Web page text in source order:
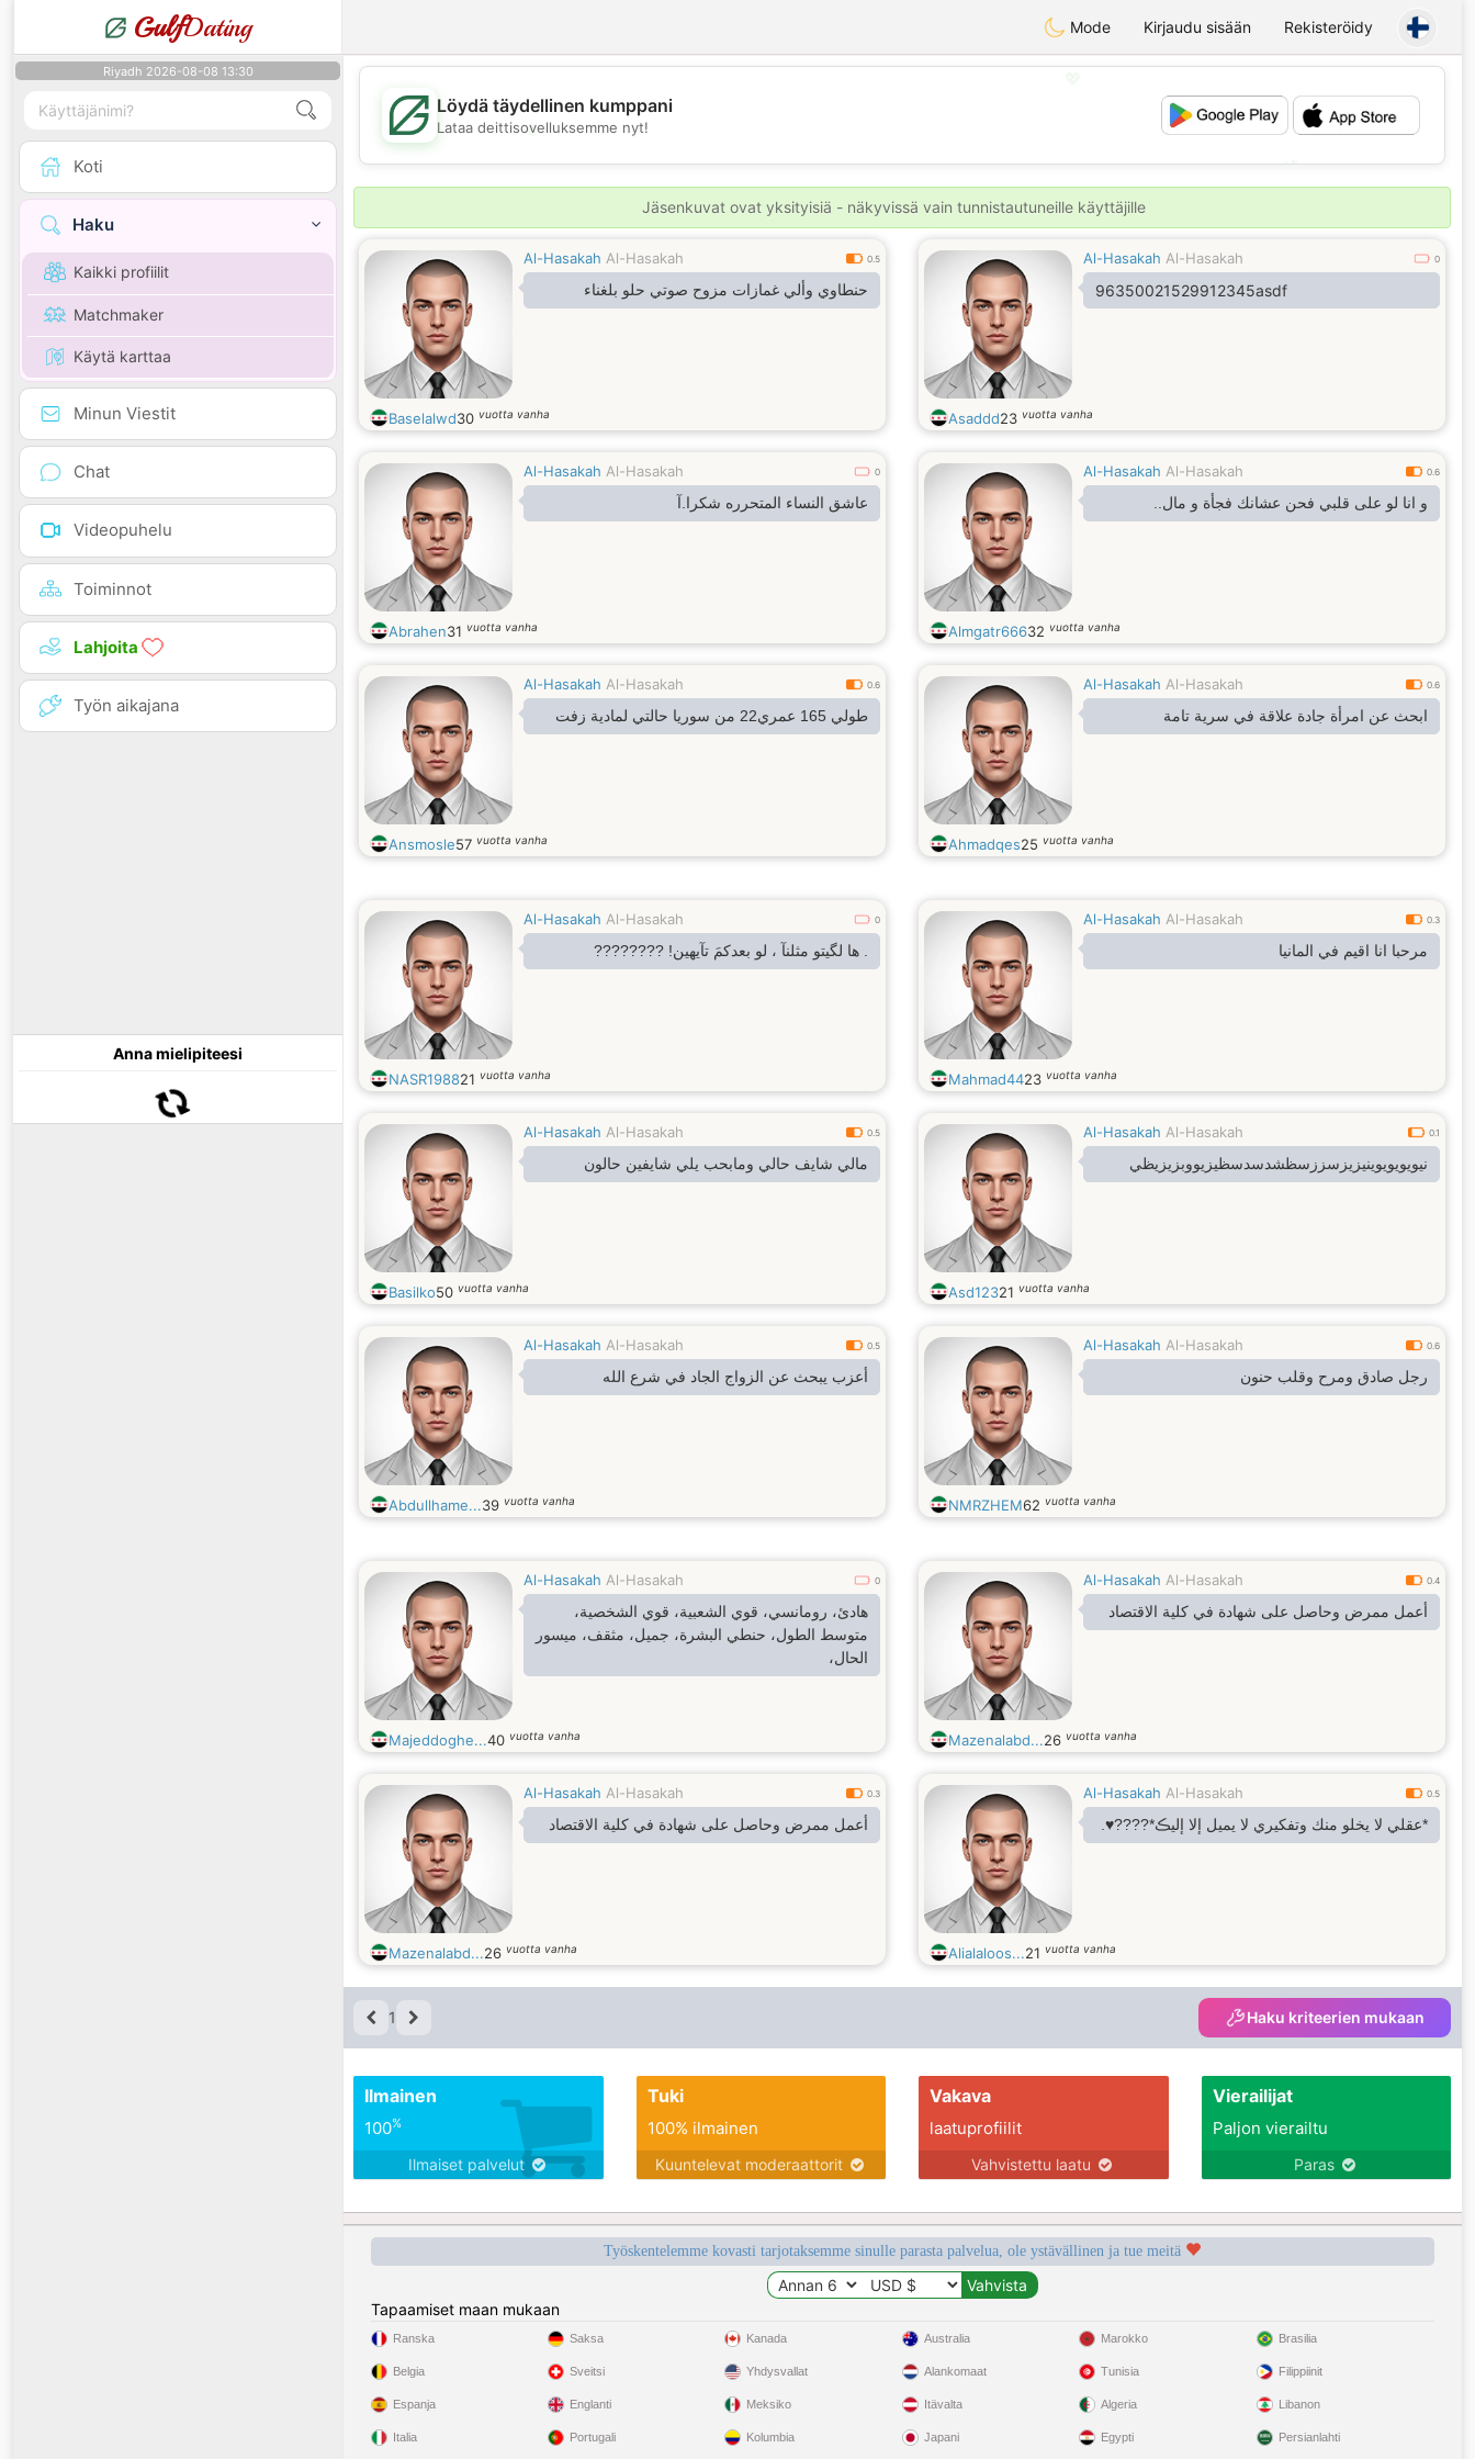
GulfDating Mode Kirjaudu sisään Rekisteröidy
Riyadh 2026-08-08 13:30
Koti
Haku
Kaikki profiilit
Matchmaker
Käytä karttaa
Minun Viestit
Chat
Videopuhelu
Toiminnot
Lahjoita
Työn aikajana
Anna mielipiteesi
💖
💕
Löydä täydellinen kumppani
Lataa deittisovelluksemme nyt!
Jäsenkuvat ovat yksityisiä - näkyvissä vain tunnistautuneille käyttäjille
Al-Hasakah Al-Hasakah 0.5
حنطاوي وألي غمازات مزوح صوتي حلو بلغناء
Baselalwd30 vuotta vanha
Al-Hasakah Al-Hasakah 0
96350021529912345asdf
Asaddd23 vuotta vanha
Al-Hasakah Al-Hasakah 0
عاشق النساء المتحرره شكرا.آ
Abrahen31 vuotta vanha
Al-Hasakah Al-Hasakah 0.6
و انا لو على قلبي فحن عشانك فجأة و مال..
Almgatr66632 vuotta vanha
Al-Hasakah Al-Hasakah 0.6
طولي 165 عمري22 من سوريا حالتي لمادية زفت
Ansmosle57 vuotta vanha
Al-Hasakah Al-Hasakah 0.6
ابحث عن امرأة جادة علاقة في سرية تامة
Ahmadqes25 vuotta vanha
Al-Hasakah Al-Hasakah 0
. ها لگيتو مثلنآ ، لو بعدكمَ تآيهين! ????????
NASR198821 vuotta vanha
Al-Hasakah Al-Hasakah 0.3
مرحبا انا اقيم في المانيا
Mahmad4423 vuotta vanha
Al-Hasakah Al-Hasakah 0.5
مالي شايف حالي ومابحب يلي شايفين حالون
Basilko50 vuotta vanha
Al-Hasakah Al-Hasakah 0.1
نيويويويوينيزيزسززسظشدسدسظيزيووبزيزيظي
Asd12321 vuotta vanha
Al-Hasakah Al-Hasakah 0.5
أعزب يبحث عن الزواج الجاد في شرع الله
Abdullhame...39 vuotta vanha
Al-Hasakah Al-Hasakah 0.6
رجل صادق ومرح وقلب حنون
NMRZHEM62 vuotta vanha
Al-Hasakah Al-Hasakah 0
هادئ، رومانسي، قوي الشعبية، قوي الشخصية،
متوسط الطول، حنطي البشرة، جميل، مثقف، ميسور
الحال،
Majeddoghe...40 vuotta vanha
Al-Hasakah Al-Hasakah 0.4
أعمل ممرض وحاصل على شهادة في كلية الاقتصاد
Mazenalabd...26 vuotta vanha
Al-Hasakah Al-Hasakah 0.3
أعمل ممرض وحاصل على شهادة في كلية الاقتصاد
Mazenalabd...26 vuotta vanha
Al-Hasakah Al-Hasakah 0.5
*عقلي لا يخلو منك وتفكيري لا يميل إلا إليڪ*????♥️.
Alialaloos...21 vuotta vanha
1 Haku kriteerien mukaan
Ilmainen
100%
Ilmaiset palvelut
Tuki
100% ilmainen
Kuuntelevat moderaattorit
Vakava
laatuprofiilit
Vahvistettu laatu
Vierailijat
Paljon vierailtu
Paras
Työskentelemme kovasti tarjotaksemme sinulle parasta palvelua, ole ystävällinen ja tue meitä
Tapaamiset maan mukaan
Ranska
Belgia
Espanja
Italia
Saksa
Sveitsi
Englanti
Portugali
Kanada
Yhdysvallat
Meksiko
Kolumbia
Australia
Alankomaat
Itävalta
Japani
Marokko
Tunisia
Algeria
Egypti
Brasilia
Filippiinit
Libanon
Persianlahti